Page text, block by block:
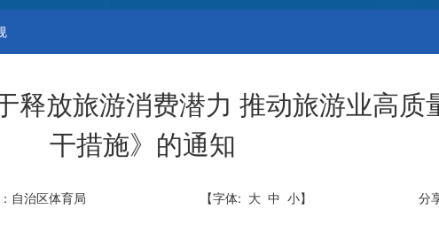
释放旅游消费潜力 推动旅游业高质
干措施》的通知
自治区体育局 【字体: 大 中 小】 分